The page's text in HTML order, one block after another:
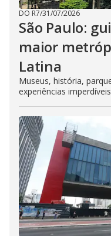
DO R7/31/07/2026
São Paulo:
maior
Latina
Museus, história,
experiências